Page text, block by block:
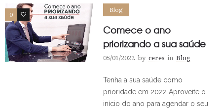
0 0
Blog
Comece o ano
priorizando a sua saúde
05/01/2022 by ceres in Blog
Tenha a sua saúde como
prioridade em 2022 Aproveite o
início do ano para agendar o seu